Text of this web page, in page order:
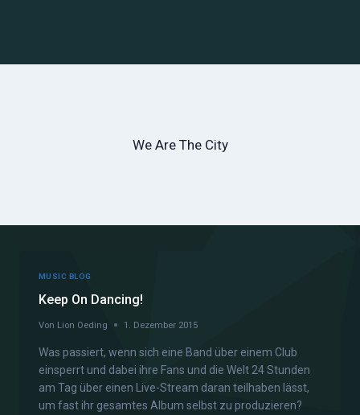
We Are The City
MUSIC BLOG
Keep On Dancing!
Von Lion Oeding 1. Dezember 2015
Was passiert, wenn sich eine Band über einem Club
einsperrt und dabei ihre Fans und die Welt 24 Stunden
am Tag über einen Live-Stream daran teilhaben lässt,
um fast ihr gesamtes Album selbst zu produzieren?